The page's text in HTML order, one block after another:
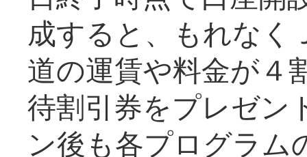
成すると、もれなく
道の運賃や料金が４
待割引券をプレゼン
ン後も各プログラム